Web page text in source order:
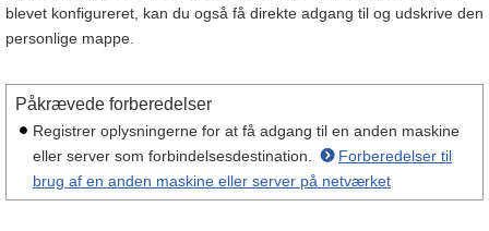
blevet konfigureret, kan du også få direkte adgang til og udskrive den
personlige mappe.
Påkrævede forberedelser
Registrer oplysningerne for at få adgang til en anden maskine
eller server som forbindelsesdestination.
Forberedelser til
brug af en anden maskine eller server på netværket